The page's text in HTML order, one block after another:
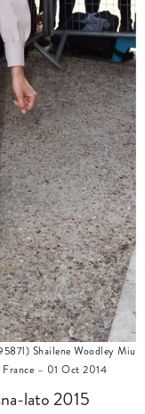
Shailene Woodley Miu
France – 01 Oct 2014
lato 2015